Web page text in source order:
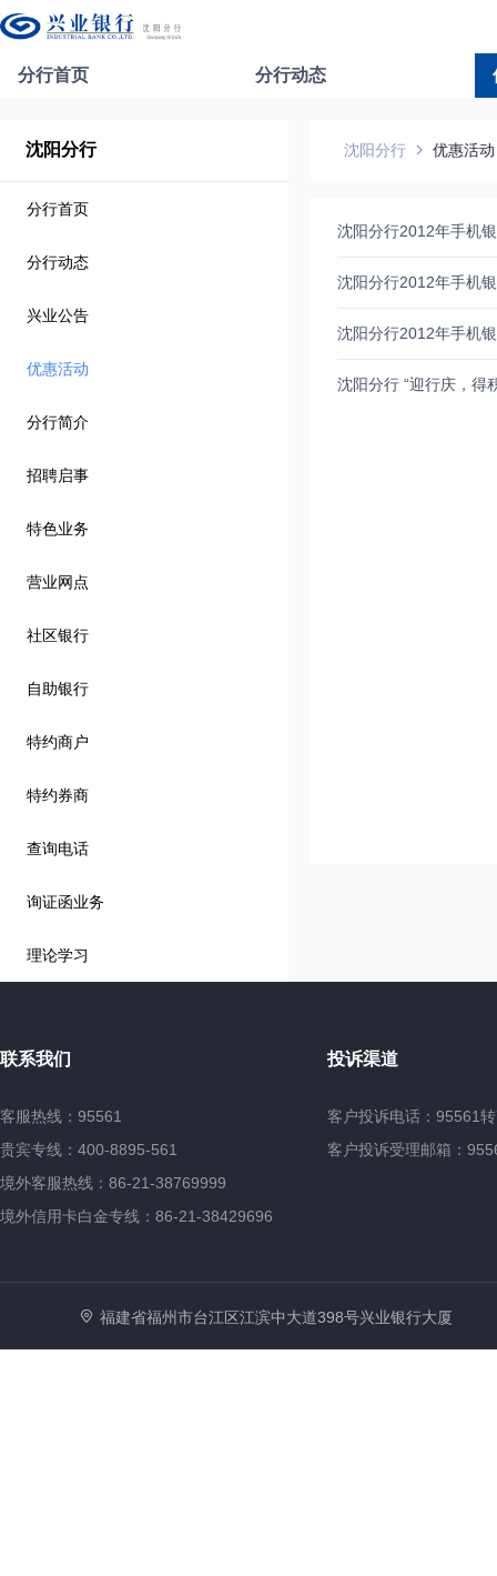
分行首页 分行动态
沈阳分行
分行首页
分行动态
兴业公告
优惠活动
分行简介
招聘启事
特色业务
营业网点
社区银行
自助银行
特约商户
特约券商
查询电话
询证函业务
理论学习
沈阳分行 优惠活动
沈阳分行2012年手机
沈阳分行2012年手机
沈阳分行2012年手机
沈阳分行 “迎行庆，得
联系我们
客服热线：95561
贵宾专线：400-8895-561
境外客服热线：86-21-38769999
境外信用卡白金专线：86-21-38429696
投诉渠道
客户投诉电话：95561
客户投诉受理邮箱：
福建省福州市台江区江滨中大道398号兴业银行大厦